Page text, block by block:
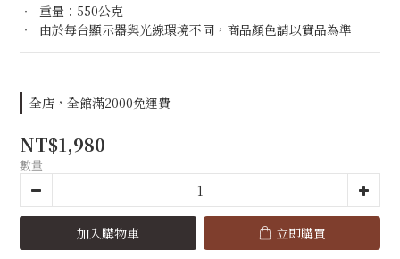
‧  重量：550公克
‧  由於每台顯示器與光線環境不同，商品顏色請以實品為準
全店，全館滿2000免運費
NT$1,980
數量
加入購物車 立即購買